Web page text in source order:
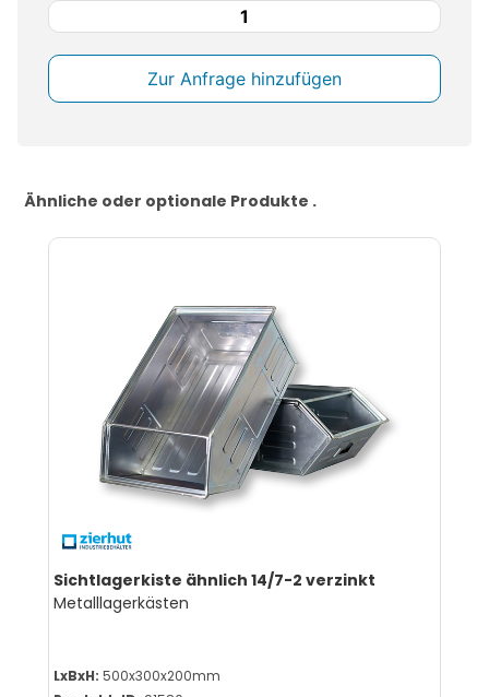
14/7-
4
Lagersichtbehälter
Ähnliche oder optionale Produkte .
Sichtlagerkiste ähnlich 14/7-2 verzinkt
Metalllagerkästen
LxBxH: 500x300x200mm